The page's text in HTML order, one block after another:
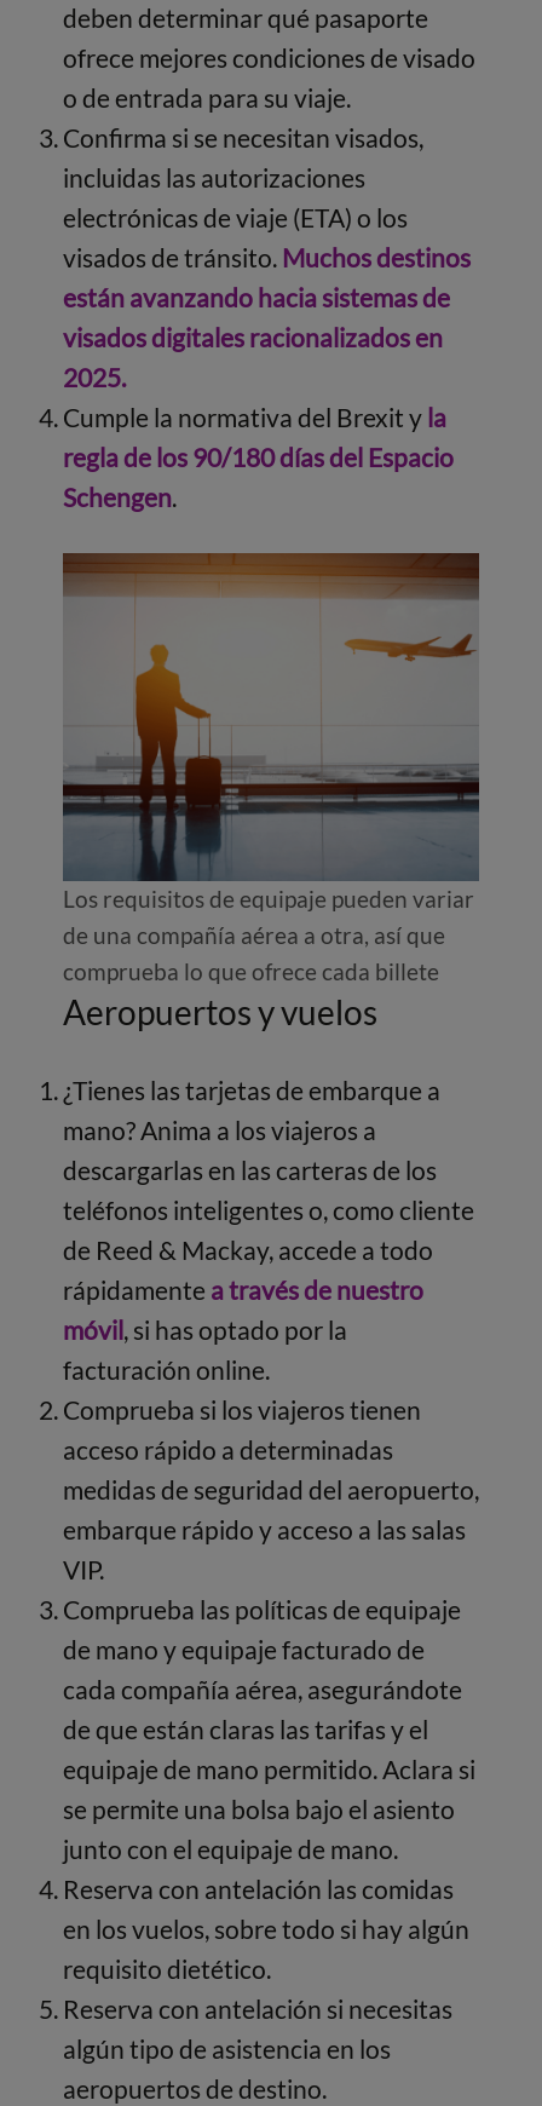
deben determinar qué pasaporte
ofrece mejores condiciones de visado
o de entrada para su viaje.
Confirma si se necesitan visados,
incluidas las autorizaciones
electrónicas de viaje (ETA) o los
visados de tránsito. Muchos destinos
están avanzando hacia sistemas de
visados digitales racionalizados en
2025.
Cumple la normativa del Brexit y la
regla de los 90/180 días del Espacio
Schengen.
Los requisitos de equipaje pueden variar
de una compañía aérea a otra, así que
comprueba lo que ofrece cada billete
Aeropuertos y vuelos
¿Tienes las tarjetas de embarque a
mano? Anima a los viajeros a
descargarlas en las carteras de los
teléfonos inteligentes o, como cliente
de Reed & Mackay, accede a todo
rápidamente a través de nuestro
móvil, si has optado por la
facturación online.
Comprueba si los viajeros tienen
acceso rápido a determinadas
medidas de seguridad del aeropuerto,
embarque rápido y acceso a las salas
VIP.
Comprueba las políticas de equipaje
de mano y equipaje facturado de
cada compañía aérea, asegurándote
de que están claras las tarifas y el
equipaje de mano permitido. Aclara si
se permite una bolsa bajo el asiento
junto con el equipaje de mano.
Reserva con antelación las comidas
en los vuelos, sobre todo si hay algún
requisito dietético.
Reserva con antelación si necesitas
algún tipo de asistencia en los
aeropuertos de destino.